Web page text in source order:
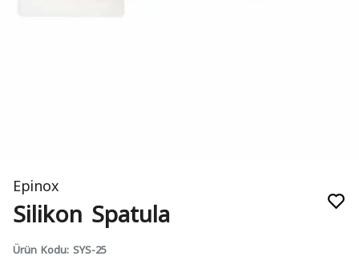
Epinox
Silikon Spatula
Ürün Kodu: SYS-25